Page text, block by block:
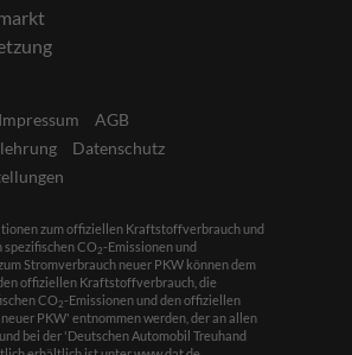
Impressum
AGB
Datenschutz
zum offiziellen Kraftstoffverbrauch und
spezifischen CO 2-Emissionen und
Stromverbrauch neuer PKW können dem
offiziellen Kraftstoffverbrauch, die
CO 2-Emissionen und den offiziellen
PKW' entnommen werden, der an allen
bei der 'Deutschen Automobil Treuhand